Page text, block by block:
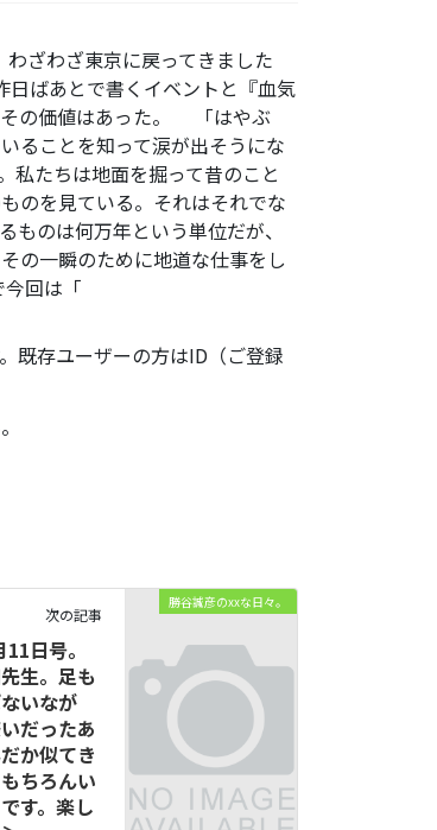
ざわざ東京に戻ってきました
ばあとで書くイベントと『血気
その価値はあった。 「はやぶ
ることを知って涙が出そうにな
私たちは地面を掘って昔のこと
のを見ている。それはそれでな
のは何万年という単位だが、
の一瞬のために地道な仕事をし
回は「
既存ユーザーの方はID（ご登録
勝谷誠彦のxxな日々。
次の記事
日号。
生。足も
いなが
だったあ
か似てき
ちろんい
す。楽し